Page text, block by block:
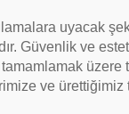
uyacak
Güvenlik ve
üzere
ve